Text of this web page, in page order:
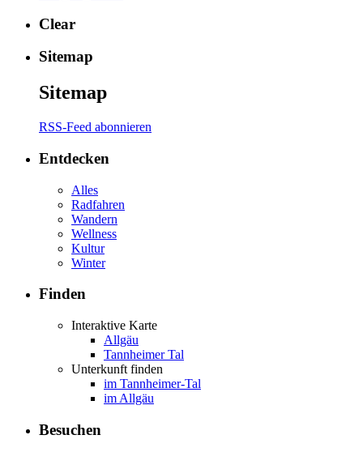
Clear
Sitemap
Sitemap
RSS-Feed abonnieren
Entdecken
Alles
Radfahren
Wandern
Wellness
Kultur
Winter
Finden
Interaktive Karte
Allgäu
Tannheimer Tal
Unterkunft finden
im Tannheimer-Tal
im Allgäu
Besuchen